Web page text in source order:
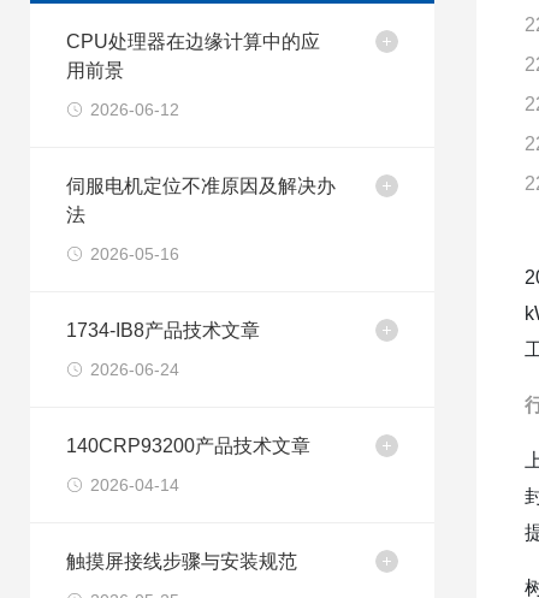
CPU处理器在边缘计算中的应
用前景
2026-06-12
伺服电机定位不准原因及解决办
法
2026-05-16
1734-IB8产品技术文章
2026-06-24
140CRP93200产品技术文章
2026-04-14
触摸屏接线步骤与安装规范